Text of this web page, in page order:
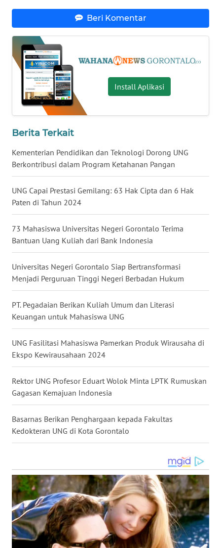
Beri Komentar
Install Aplikasi
Berita Terkait
Kementerian Pendidikan dan Teknologi Dorong UNG
Berkontribusi dalam Program Ketahanan Pangan
UNG Capai Prestasi Gemilang: 63 Hak Cipta dan 6 Hak
Paten di Tahun 2024
73 Mahasiswa Universitas Negeri Gorontalo Terima
Bantuan Uang Kuliah dari Bank Indonesia
Universitas Negeri Gorontalo Siap Bertransformasi
Menjadi Perguruan Tinggi Negeri Berbadan Hukum
PT. Pegadaian Berikan Kuliah Umum dan Literasi
Keuangan untuk Mahasiswa UNG
UNG Fasilitasi Mahasiswa Pamerkan Produk Wirausaha di
Ekspo Kewirausahaan 2024
Rektor UNG Profesor Eduart Wolok Minta LPTK Rumuskan
Gagasan Kemajuan Indonesia
Basarnas Berikan Penghargaan kepada Fakultas
Kedokteran UNG di Kota Gorontalo
NUSANTARA
WN
JOGJA
WN
JATIM
WN
WN
KALBAR
WN
KALTENG
WN
KALTARA
WN
KALTIM
SULSEL
WN
GORONTALO
WN
SULUT
MALUKU
WN
MALUT
WN
DAIRI